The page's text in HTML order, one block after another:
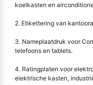
koelkasten en
2. Etikettering van
3. Nameplaatdruk voor
telefoons en tablets.
4. Ratingplaten voor
elektrische kasten,